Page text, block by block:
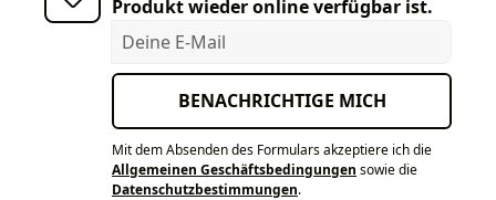
Produkt wieder online verfügbar ist.
Deine E-Mail
BENACHRICHTIGE MICH
Mit dem Absenden des Formulars akzeptiere ich die
Allgemeinen Geschäftsbedingungen sowie die
Datenschutzbestimmungen.